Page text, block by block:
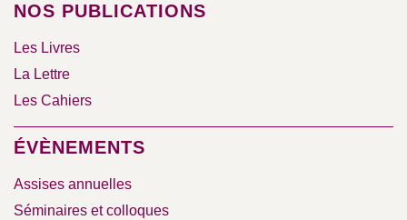
NOS PUBLICATIONS
Les Livres
La Lettre
Les Cahiers
ÉVÈNEMENTS
Assises annuelles
Séminaires et colloques